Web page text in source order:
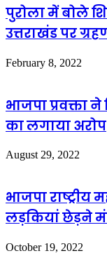
पुरोला में बोले
उत्तराखंड पर
February 8, 2022
भाजपा प्रवक्ता
का लगाया अरोप
August 29, 2022
भाजपा
लड़कियां छेड़ने
October 19, 2022